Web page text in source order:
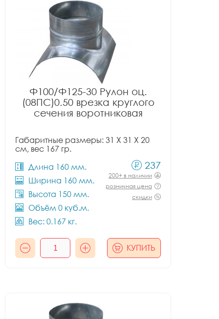
Ф100/Ф125-30 Рулон оц.
(08ПС)0.50 врезка круглого
сечения воротниковая
Габаритные размеры: 31 X 31 X 20
см, вес 167 гр.
Длина 160 мм.
Ширина 160 мм.
Высота 150 мм.
Объём 0 куб.м.
Вес: 0.167 кг.
237
200+ в наличии
розничная цена
скидки
КУПИТЬ